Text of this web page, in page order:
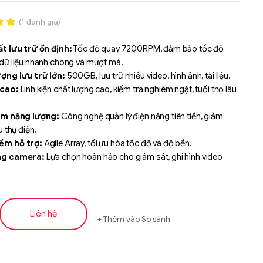
(1 đánh giá)
lưu trữ ổn định:Tốc độ quay 7200RPM, đảm bảo tốc độ
liệu nhanh chóng và mượt mà.
lưu trữ lớn: 500GB, lưu trữ nhiều video, hình ảnh, tài liệu.
Linh kiện chất lượng cao, kiểm tra nghiêm ngặt, tuổi thọ lâu
năng lượng: Công nghệ quản lý điện năng tiên tiến, giảm
thụ điện.
hỗ trợ: Agile Array, tối ưu hóa tốc độ và độ bền.
camera: Lựa chọn hoàn hảo cho giám sát, ghi hình video
ứng nhu cầu lưu trữ đa dạng.
Liên hệ Thêm vào So sánh